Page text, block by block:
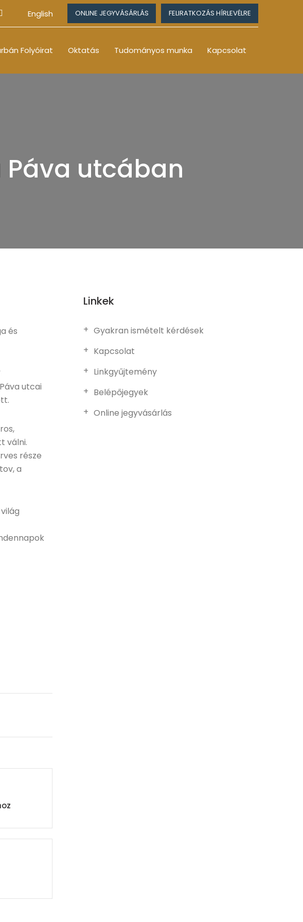
English ONLINE JEGYVÁSÁRLÁS FELIRATKOZÁS HÍRLEVÉLRE
Folyóirat Oktatás Tudományos munka Kapcsolat
Páva utcában
és
utcai
válni.
része
a
Linkek
Gyakran ismételt kérdések
Kapcsolat
Linkgyűjtemény
Belépőjegyek
Online jegyvásárlás